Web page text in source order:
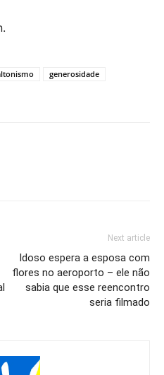
generosidade
Next article
Idoso espera a esposa com
flores no aeroporto – ele não
sabia que esse reencontro
seria filmado